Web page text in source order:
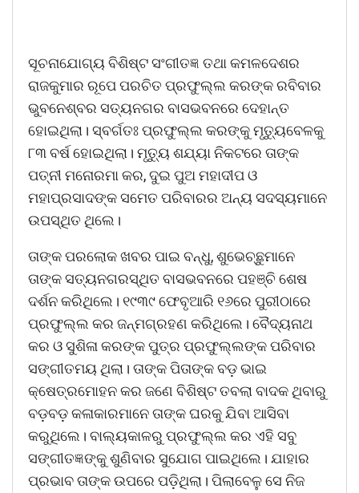
ସୂଚନାଯୋଗ୍ୟ ବିଶିଷ୍ଟ ସଂଗୀତଜ୍ଞ ତଥା କମଳଦେଶର
ରାଜକୁମାର ରୂପେ ପରଚିତ ପ୍ରଫୁଲ୍ଲ କରଙ୍କ ରବିବାର
ଭୁବନେଶ୍ବର ସତ୍ୟନଗର ବାସଭବନରେ ଦେହାନ୍ତ
ହୋଇଥିଲା। ସ୍ବର୍ଗତଃ ପ୍ରଫୁଲ୍ଲ କରଙ୍କୁ ମୃତ୍ୟୁବେଳକୁ
୮୩ ବର୍ଷ ହୋଇଥିଲା। ମୃତ୍ୟୁ ଶଯ୍ୟା ନିକଟରେ ତାଙ୍କ
ପତ୍ନୀ ମନୋରମା କର, ଦୁଇ ପୁଅ ମହାଦୀପ ଓ
ମହାପ୍ରସାଦଙ୍କ ସମେତ ପରିବାରର ଅନ୍ୟ ସଦସ୍ୟମାନେ
ଉପସ୍ଥିତ ଥିଲେ।
ତାଙ୍କ ପରଲୋକ ଖବର ପାଇ ବନ୍ଧୁ, ଶୁଭେଚ୍ଛୁମାନେ
ତାଙ୍କ ସତ୍ୟନଗରସ୍ଥିତ ବାସଭବନରେ ପହଞ୍ଚି ଶେଷ
ଦର୍ଶନ କରିଥିଲେ। ୧୯୩୯ ଫେବୃଆରି ୧୬ରେ ପୁରୀଠାରେ
ପ୍ରଫୁଲ୍ଲ କର ଜନ୍ମଗ୍ରହଣ କରିଥିଲେ। ବୈଦ୍ୟନାଥ
କର ଓ ସୁଶିଳା କରଙ୍କ ପୁତ୍ର ପ୍ରଫୁଲ୍ଲଙ୍କ ପରିବାର
ସଙ୍ଗୀତମୟ ଥିଲା। ତାଙ୍କ ପିତାଙ୍କ ବଡ଼ ଭାଇ
କ୍ଷେତ୍ରମୋହନ କର ଜଣେ ବିଶିଷ୍ଟ ତବଲା ବାଦକ ଥିବାରୁ
ବଡ଼ବଡ଼ କଳାକାରମାନେ ତାଙ୍କ ଘରକୁ ଯିବା ଆସିବା
କରୁଥିଲେ। ବାଲ୍ୟକାଳରୁ ପ୍ରଫୁଲ୍ଲ କର ଏହି ସବୁ
ସଙ୍ଗୀତଜ୍ଞଙ୍କୁ ଶୁଣିବାର ସୁଯୋଗ ପାଇଥିଲେ। ଯାହାର
ପ୍ରଭାବ ତାଙ୍କ ଉପରେ ପଡ଼ିଥିଲା। ପିଲାବେଳୁ ସେ ନିଜ